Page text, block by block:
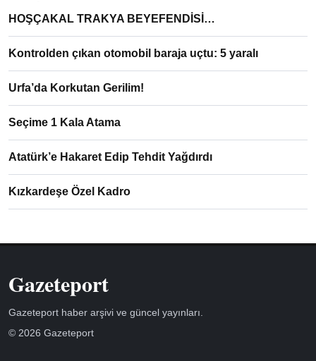
HOŞÇAKAL TRAKYA BEYEFENDİSİ…
Kontrolden çıkan otomobil baraja uçtu: 5 yaralı
Urfa’da Korkutan Gerilim!
Seçime 1 Kala Atama
Atatürk’e Hakaret Edip Tehdit Yağdırdı
Kızkardeşe Özel Kadro
Gazeteport
Gazeteport haber arşivi ve güncel yayınları.
© 2026 Gazeteport